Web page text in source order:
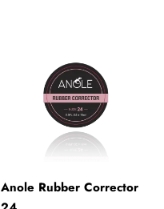
Anole Rubber Corrector